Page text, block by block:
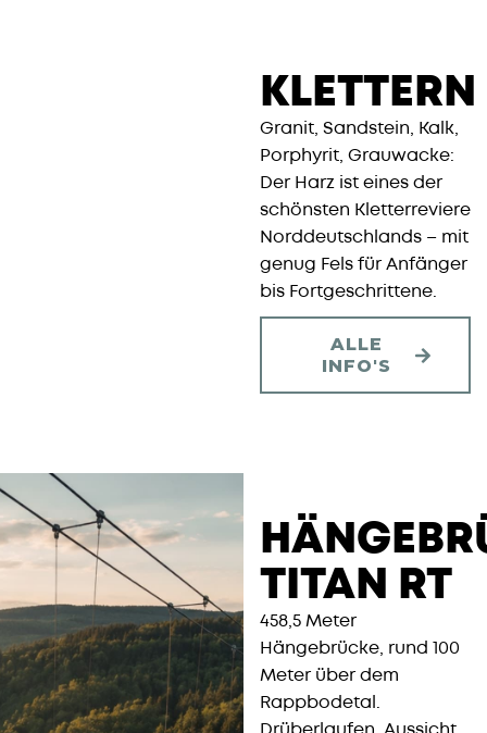
KLETTERN
Granit, Sandstein, Kalk,
Porphyrit, Grauwacke:
Der Harz ist eines der
schönsten Kletterreviere
Norddeutschlands – mit
genug Fels für Anfänger
bis Fortgeschrittene.
ALLE
INFO'S
TITAN RT
458,5 Meter
Hängebrücke, rund 100
Meter über dem
Rappbodetal.